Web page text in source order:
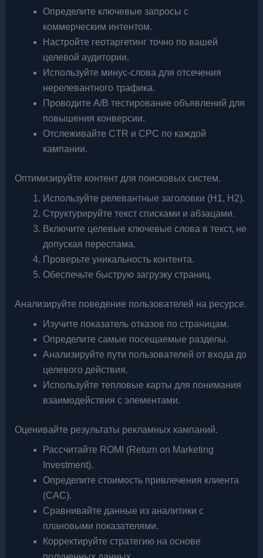
Определите ключевые запросы с
коммерческим интентом.
Настройте геотаргетинг точно по вашей
целевой аудитории.
Используйте минус-слова для отсечения
нерелевантного трафика.
Проводите A/B тестирование объявлений для
повышения конверсии.
Отслеживайте CTR и CPC по каждой
кампании.
Оптимизируйте контент для поисковых систем.
Используйте релевантные заголовки (H1, H2).
Структурируйте текст списками и абзацами.
Включите целевые ключевые слова в текст, не
допуская переспама.
Проверьте уникальность контента.
Обеспечьте быструю загрузку страниц.
Анализируйте поведение пользователей на ресурсе.
Изучите показатель отказов по страницам.
Определите самые посещаемые разделы.
Анализируйте пути пользователей от входа до
целевого действия.
Используйте тепловые карты для понимания
взаимодействия с элементами.
Оценивайте результаты рекламных кампаний.
Рассчитайте ROMI (Return on Marketing
Investment).
Определите стоимость привлечения клиента
(CAC).
Сравнивайте данные из аналитики с
плановыми показателями.
Корректируйте стратегию на основе